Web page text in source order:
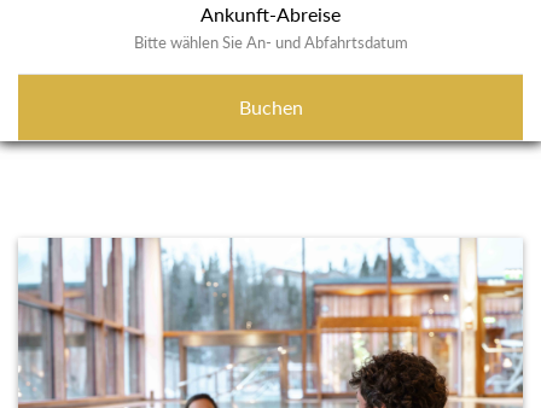
Ankunft-Abreise
Bitte wählen Sie An- und Abfahrtsdatum
Buchen